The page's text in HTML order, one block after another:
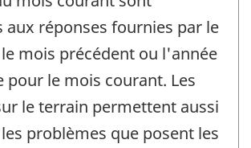
aux réponses fournies par le
mois précédent ou l'année
pour le mois courant. Les
le terrain permettent aussi
problèmes que posent les